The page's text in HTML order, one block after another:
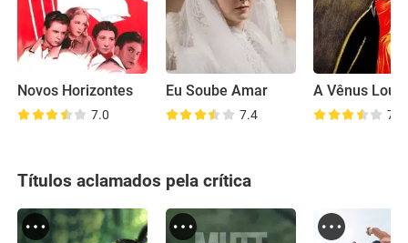
Novos Horizontes
7.0
Eu Soube Amar
7.4
A Vênus
7.1
Títulos aclamados pela crítica